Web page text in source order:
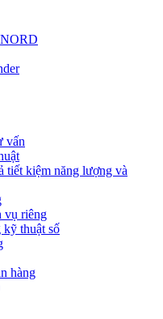
vấn
tiết kiệm năng lượng và
vụ riêng
kỹ thuật số
hàng